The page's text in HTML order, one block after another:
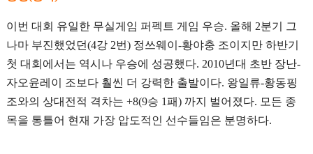
이번 대회 유일한 무실게임 퍼펙트 게임 우승. 올해 2분기 그
나마 부진했었던(4강 2번) 정쓰웨이-황야충 조이지만 하반기
첫 대회에서는 역시나 우승에 성공했다. 2010년대 초반 장난-
자오윤레이 조보다 훨씬 더 강력한 출발이다. 왕일류-황동핑
조와의 상대전적 격차는 +8(9승 1패) 까지 벌어졌다. 모든 종
목을 통틀어 현재 가장 압도적인 선수들임은 분명하다.